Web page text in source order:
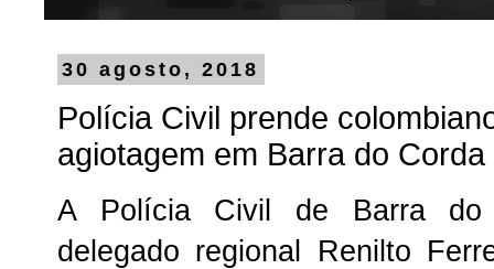
30 agosto, 2018
Polícia Civil prende
agiotagem em Barra do Corda
A Polícia Civil de Barra do
delegado regional Renilto